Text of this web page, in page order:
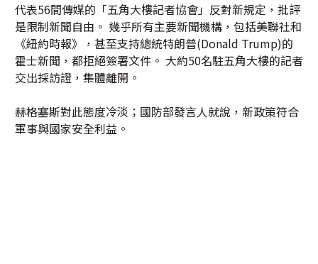
代表56間傳媒的「五角大樓記者協會」反對新規定，批評
是限制新聞自由。 幾乎所有主要新聞機構，包括美聯社和
《紐約時報》，甚至支持總統特朗普(Donald Trump)的
霍士新聞，都拒絕簽署文件。 大約50名駐五角大樓的記者
交出採訪證，集體離開。
赫格塞斯對此態度冷淡；國防部發言人就說，新政策符合
軍事與國家安全利益。